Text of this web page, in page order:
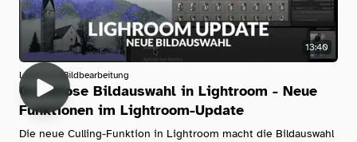
13:40
Lightroom Bildbearbeitung
Grandiose Bildauswahl in Lightroom - Neue
Funktionen im Lightroom-Update
Die neue Culling-Funktion in Lightroom macht die Bildauswahl